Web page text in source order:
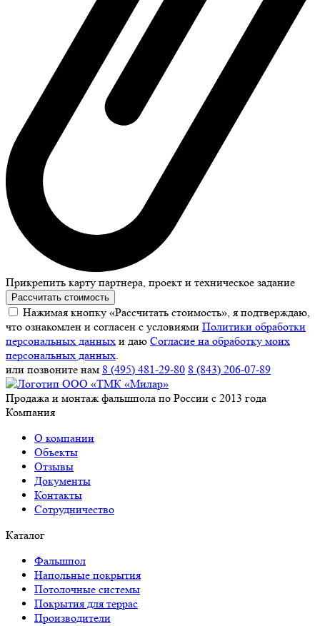
Прикрепить карту партнера, проект и техническое задание
Рассчитать стоимость
Нажимая кнопку «Рассчитать стоимость», я подтверждаю,
что ознакомлен и согласен с условиями Политики обработки
персональных данных и даю Согласие на обработку моих
персональных данных.
или позвоните нам 8 (495) 481-29-80 8 (843) 206-07-89
Продажа и монтаж фальшпола по России с 2013 года
Компания
О компании
Объекты
Отзывы
Документы
Контакты
Сотрудничество
Каталог
Фальшпол
Напольные покрытия
Потолочные системы
Покрытия для террас
Производители